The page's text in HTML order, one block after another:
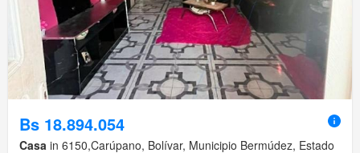
Bs 18.894.054
Casa in 6150,Carúpano, Bolívar, Municipio Bermúdez, Estado